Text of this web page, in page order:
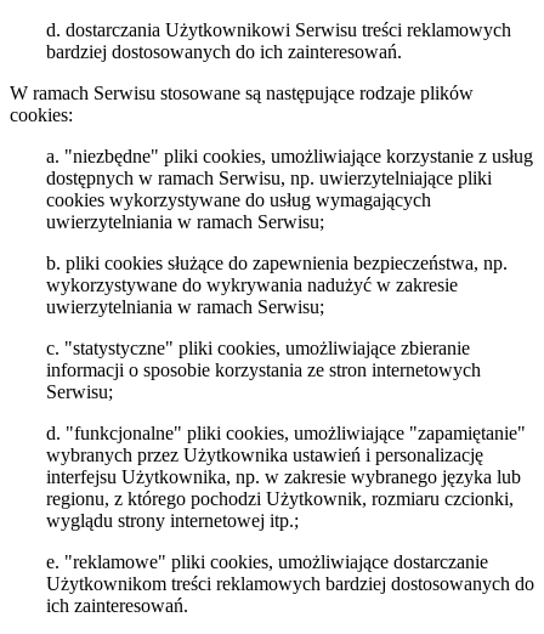
d. dostarczania Użytkownikowi Serwisu treści reklamowych
bardziej dostosowanych do ich zainteresowań.
W ramach Serwisu stosowane są następujące rodzaje plików
cookies:
a. "niezbędne" pliki cookies, umożliwiające korzystanie z usług
dostępnych w ramach Serwisu, np. uwierzytelniające pliki
cookies wykorzystywane do usług wymagających
uwierzytelniania w ramach Serwisu;
b. pliki cookies służące do zapewnienia bezpieczeństwa, np.
wykorzystywane do wykrywania nadużyć w zakresie
uwierzytelniania w ramach Serwisu;
c. "statystyczne" pliki cookies, umożliwiające zbieranie
informacji o sposobie korzystania ze stron internetowych
Serwisu;
d. "funkcjonalne" pliki cookies, umożliwiające "zapamiętanie"
wybranych przez Użytkownika ustawień i personalizację
interfejsu Użytkownika, np. w zakresie wybranego języka lub
regionu, z którego pochodzi Użytkownik, rozmiaru czcionki,
wyglądu strony internetowej itp.;
e. "reklamowe" pliki cookies, umożliwiające dostarczanie
Użytkownikom treści reklamowych bardziej dostosowanych do
ich zainteresowań.